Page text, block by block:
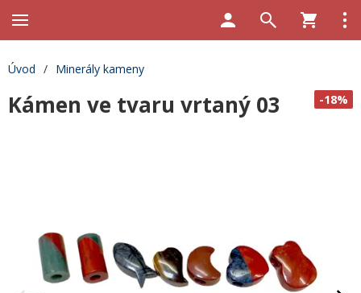
Úvod / Minerály kameny
-18%
Kámen ve tvaru vrtaný 03